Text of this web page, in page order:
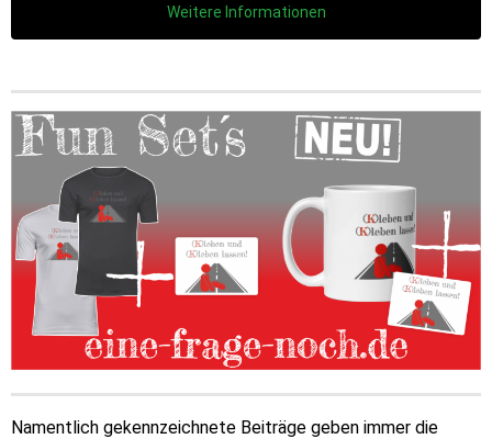
Weitere Informationen
Namentlich gekennzeichnete Beiträge geben immer die